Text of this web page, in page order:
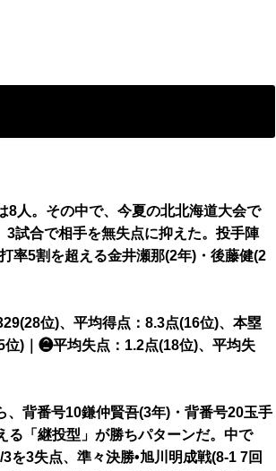
8人。その中で、今夏の北北海道大会で
試合で相手を無失点に抑えた。投手陣
率5割を超える金井瀬那(2年)・後藤健(2
位)、平均得点：8.3点(16位)、本塁
位)｜❷平均失点：1.2点(18位)、平均失
背番号10鎌仲賢吾(3年)・背番号20玉手
る「継投型」が勝ちパターンだ。中で
を3失点、準々決勝•旭川明成戦(8-1 7回